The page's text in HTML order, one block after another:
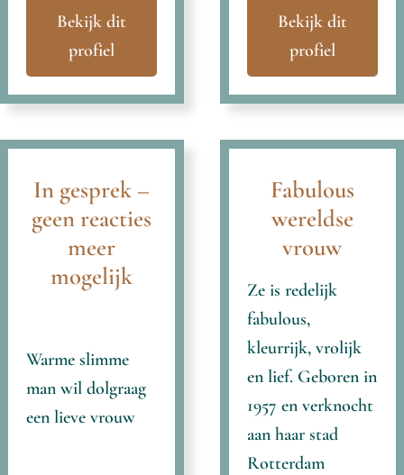
Bekijk dit
profiel
Bekijk dit
profiel
In gesprek –
geen reacties
meer
mogelijk
Warme slimme
man wil dolgraag
een lieve vrouw
Fabulous
wereldse
vrouw
Ze is redelijk
fabulous,
kleurrijk, vrolijk
en lief. Geboren in
1957 en verknocht
aan haar stad
Rotterdam